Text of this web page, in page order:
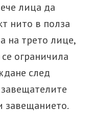
лица да
нито в полза
на трето лице,
ограничила
след
завещанието.